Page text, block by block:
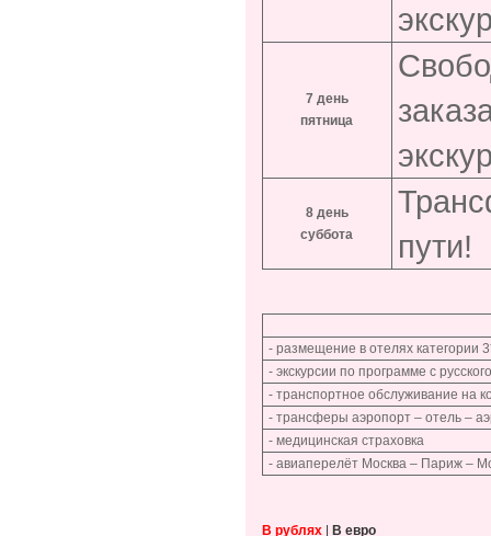
7 день
пятница
8 день
суббота
пути!
- размещение в отелях категории
- экскурсии по программе с
- транспортное обслуживание на
- трансферы аэропорт – отель –
- медицинская страховка
- авиаперелёт Москва – Париж –
В рублях В евро